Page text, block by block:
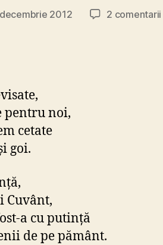
2012 2 comentarii
pentru noi,
cetate
goi.
Cuvânt,
a cu putinţă
de pe pământ.